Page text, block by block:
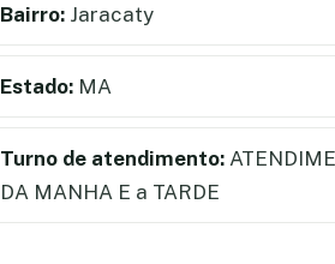
Bairro: Jaracaty
Estado: MA
Turno de atendimento:
DA MANHA E a TARDE